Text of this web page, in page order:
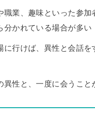
職業、趣味といった参加
分かれている場合が多い
に行けば、異性と会話を
異性と、一度に会うこと